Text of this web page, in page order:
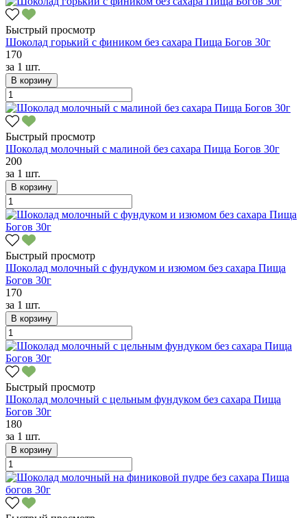
Быстрый просмотр
Шоколад горький с фиником без сахара Пища Богов 30г
170
за 1 шт.
В корзину
Быстрый просмотр
Шоколад молочный с малиной без сахара Пища Богов 30г
200
за 1 шт.
В корзину
Быстрый просмотр
Шоколад молочный с фундуком и изюмом без сахара Пища
Богов 30г
170
за 1 шт.
В корзину
Быстрый просмотр
Шоколад молочный с цельным фундуком без сахара Пища
Богов 30г
180
за 1 шт.
В корзину